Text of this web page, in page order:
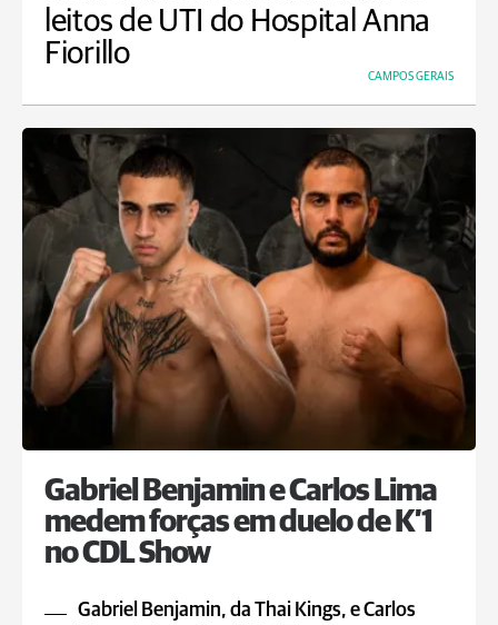
leitos de UTI do Hospital Anna
Fiorillo
CAMPOS GERAIS
Gabriel Benjamin e Carlos Lima
medem forças em duelo de K’1
no CDL Show
Gabriel Benjamin, da Thai Kings, e Carlos